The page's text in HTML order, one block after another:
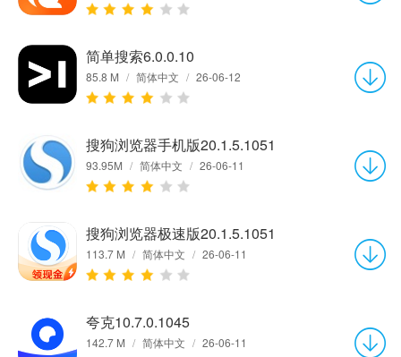
简单搜索6.0.0.10
85.8 M / 简体中文 / 26-06-12
搜狗浏览器手机版20.1.5.1051
93.95M / 简体中文 / 26-06-11
搜狗浏览器极速版20.1.5.1051
113.7 M / 简体中文 / 26-06-11
夸克10.7.0.1045
142.7 M / 简体中文 / 26-06-11